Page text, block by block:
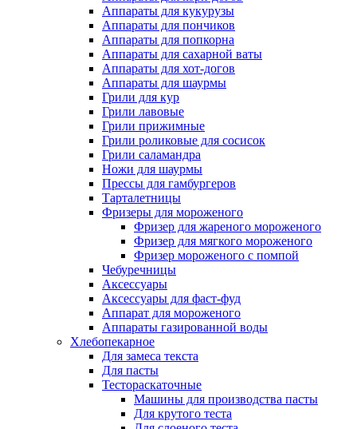
Аппараты для кукурузы
Аппараты для пончиков
Аппараты для попкорна
Аппараты для сахарной ваты
Аппараты для хот-догов
Аппараты для шаурмы
Грили для кур
Грили лавовые
Грили прижимные
Грили роликовые для сосисок
Грили саламандра
Ножи для шаурмы
Прессы для гамбургеров
Тарталетницы
Фризеры для мороженого
Фризер для жареного мороженого
Фризер для мягкого мороженого
Фризер мороженого с помпой
Чебуречницы
Аксессуары
Аксессуары для фаст-фуд
Аппарат для мороженого
Аппараты газированной воды
Хлебопекарное
Для замеса текста
Для пасты
Тестораскаточные
Машины для производства пасты
Для крутого теста